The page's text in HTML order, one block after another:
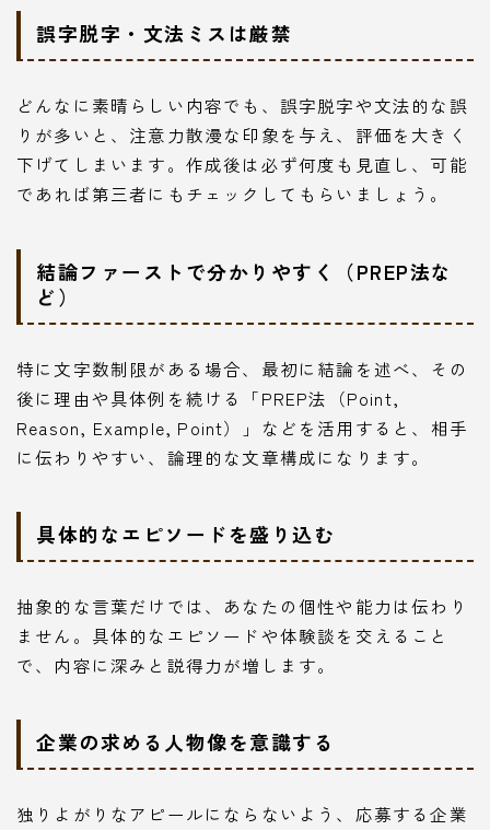
誤字脱字・文法ミスは厳禁
どんなに素晴らしい内容でも、誤字脱字や文法的な誤
りが多いと、注意力散漫な印象を与え、評価を大きく
下げてしまいます。作成後は必ず何度も見直し、可能
であれば第三者にもチェックしてもらいましょう。
結論ファーストで分かりやすく（PREP法な
ど）
特に文字数制限がある場合、最初に結論を述べ、その
後に理由や具体例を続ける「PREP法（Point,
Reason, Example, Point）」などを活用すると、相手
に伝わりやすい、論理的な文章構成になります。
具体的なエピソードを盛り込む
抽象的な言葉だけでは、あなたの個性や能力は伝わり
ません。具体的なエピソードや体験談を交えること
で、内容に深みと説得力が増します。
企業の求める人物像を意識する
独りよがりなアピールにならないよう、応募する企業